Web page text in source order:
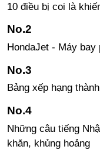
10 điều bị coi là
HondaJet - Máy
Bảng xếp hạng
Những câu tiếng
khăn, khủng hoảng